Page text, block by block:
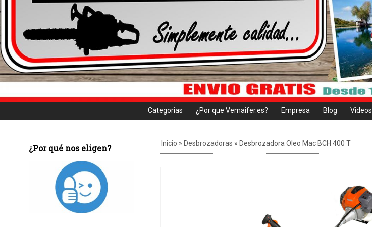
Categorias ¿Por que Vemaifer.es? Empresa Blog Videos
¿Por qué nos eligen? Inicio » Desbrozadoras » Desbrozadora Oleo Mac BCH 400 T